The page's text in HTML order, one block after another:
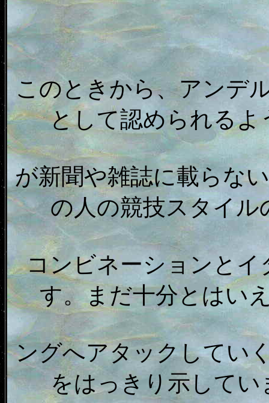
このときから、アンデ
として認められるよ
が新聞や雑誌に載らな
の人の競技スタイ
コンビネーションと
す。まだ十分とはい
ングへアタックしてい
をはっきり示して